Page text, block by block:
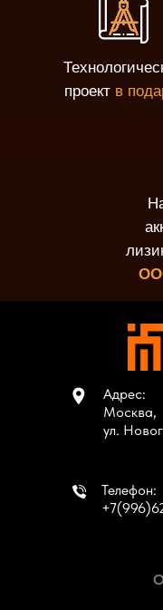
проект в
Адрес:
Москва,
ул.
Телефон: